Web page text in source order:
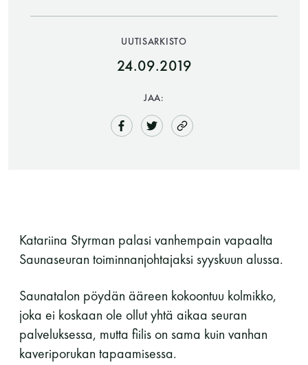
-Naisten päivät ovat maanantai ja
torstai
-Miesten päivät tiistai, keskiviikko,
perjantai ja lauantai
-Kuukauden ensimmäinen lauantai on on
UUTISARKISTO
24.09.2019
JAA:
Katariina Styrman palasi vanhempain vapaalta
Saunaseuran toiminnanjohtajaksi syyskuun alussa.
Saunatalon pöydän ääreen kokoontuu kolmikko,
joka ei koskaan ole ollut yhtä aikaa seuran
palveluksessa, mutta fiilis on sama kuin vanhan
kaveriporukan tapaamisessa.